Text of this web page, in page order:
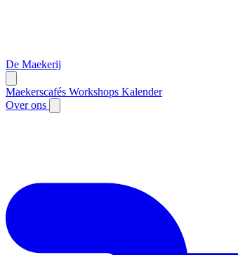
De Maekerij
Maekerscafés Workshops Kalender
Over ons